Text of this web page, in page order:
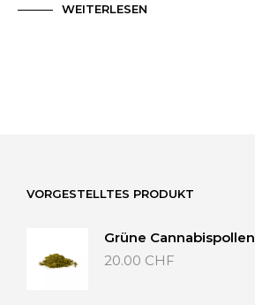
WEITERLESEN
VORGESTELLTES PRODUKT
Grüne Cannabispollen
20.00 CHF